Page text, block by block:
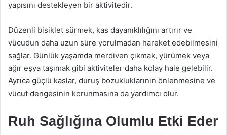
yapısını destekleyen bir aktivitedir.
Düzenli bisiklet sürmek, kas dayanıklılığını artırır ve
vücudun daha uzun süre yorulmadan hareket edebilmesini
sağlar. Günlük yaşamda merdiven çıkmak, yürümek veya
ağır eşya taşımak gibi aktiviteler daha kolay hale gelebilir.
Ayrıca güçlü kaslar, duruş bozukluklarının önlenmesine ve
vücut dengesinin korunmasına da yardımcı olur.
Ruh Sağlığına Olumlu Etki Eder